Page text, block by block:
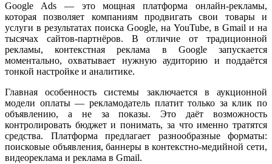
Google Ads — это мощная платформа онлайн-рекламы,
которая позволяет компаниям продвигать свои товары и
услуги в результатах поиска Google, на YouTube, в Gmail и на
тысячах сайтов-партнёров. В отличие от традиционной
рекламы, контекстная реклама в Google запускается
моментально, охватывает нужную аудиторию и поддаётся
тонкой настройке и аналитике.
Главная особенность системы заключается в аукционной
модели оплаты — рекламодатель платит только за клик по
объявлению, а не за показы. Это даёт возможность
контролировать бюджет и понимать, за что именно тратятся
средства. Платформа предлагает разнообразные форматы:
поисковые объявления, баннеры в контекстно-медийной сети,
видеореклама и реклама в Gmail.